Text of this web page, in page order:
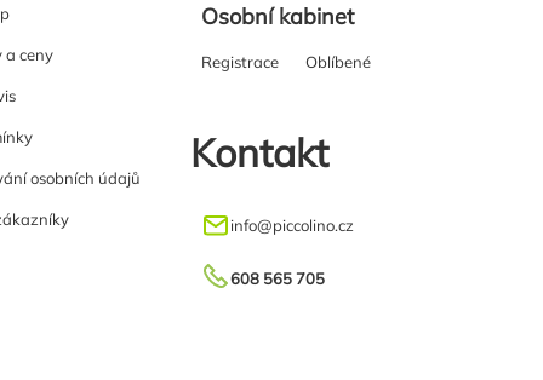
a ceny
osobních údajů
Osobní kabinet
Registrace Oblíbené
Kontakt
info@piccolino.cz
608 565 705